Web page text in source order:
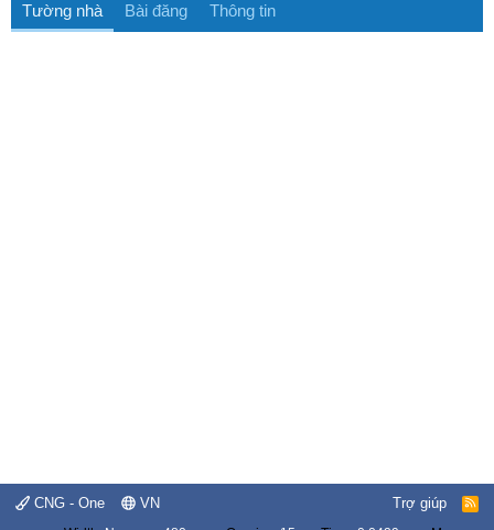
Tường nhà Bài đăng Thông tin
CNG - One VN Trợ giúp
R